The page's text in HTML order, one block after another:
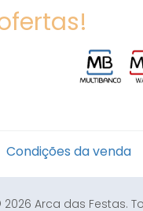
Condições da venda
2026 Arca das Festas.